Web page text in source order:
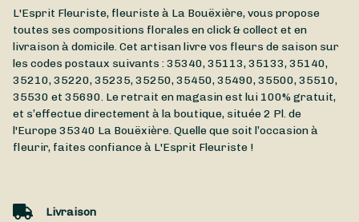
L'Esprit Fleuriste, fleuriste à La Bouëxière, vous propose
toutes ses compositions florales en click & collect et en
livraison à domicile. Cet artisan livre vos fleurs de saison sur
les codes postaux suivants : 35340, 35113, 35133, 35140,
35210, 35220, 35235, 35250, 35450, 35490, 35500, 35510,
35530 et 35690. Le retrait en magasin est lui 100% gratuit,
et s’effectue directement à la boutique, située2 Pl. de
l'Europe35340 La Bouëxière. Quelle que soit l’occasion à
fleurir, faites confiance à L'Esprit Fleuriste !
Livraison